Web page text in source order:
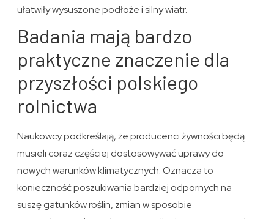
ułatwiły wysuszone podłoże i silny wiatr.
Badania mają bardzo
praktyczne znaczenie dla
przyszłości polskiego
rolnictwa
Naukowcy podkreślają, że producenci żywności będą
musieli coraz częściej dostosowywać uprawy do
nowych warunków klimatycznych. Oznacza to
konieczność poszukiwania bardziej odpornych na
suszę gatunków roślin, zmian w sposobie